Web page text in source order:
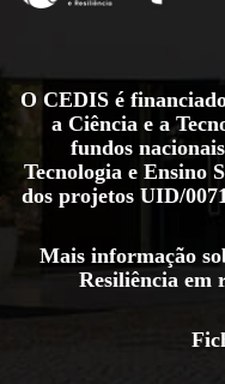
O CEDIS é
a Ciência e a
fundos
Tecnologia e Ensino
dos projetos UID/
Mais informação
Resiliência em